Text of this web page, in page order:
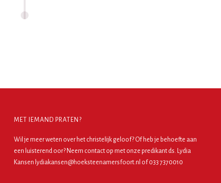
MET IEMAND PRATEN?
Wil je meer weten over het christelijk geloof? Of heb je behoefte aan
een luisterend oor? Neem contact op met onze predikant ds. Lydia
Kansen lydiakansen@hoeksteenamersfoort.nl of 033 7370010